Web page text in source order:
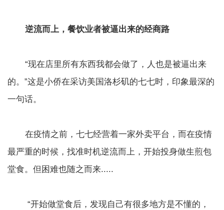
逆流而上，餐饮业者被逼出来的经商路
“现在店里所有东西我都会做了，人也是被逼出来
的。”这是小侨在采访美国洛杉矶的七七时，印象最深的
一句话。
在疫情之前，七七经营着一家外卖平台，而在疫情
最严重的时候，找准时机逆流而上，开始投身做生煎包
堂食。但困难也随之而来.....
“开始做堂食后，发现自己有很多地方是不懂的，